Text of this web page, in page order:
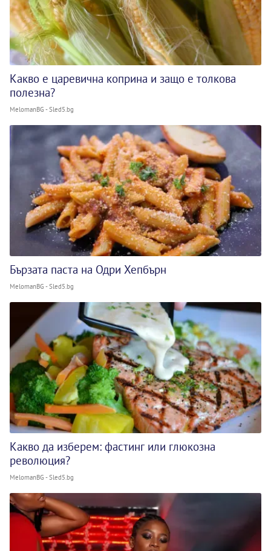
Какво е царевична коприна и защо е толкова
полезна?
MelomanBG - Sled5.bg
Бързата паста на Одри Хепбърн
MelomanBG - Sled5.bg
Какво да изберем: фастинг или глюкозна
революция?
MelomanBG - Sled5.bg